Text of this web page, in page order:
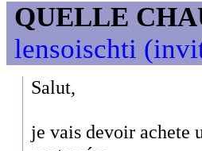
QUELLE
lensoischti
Salut,
je vais devoir achete